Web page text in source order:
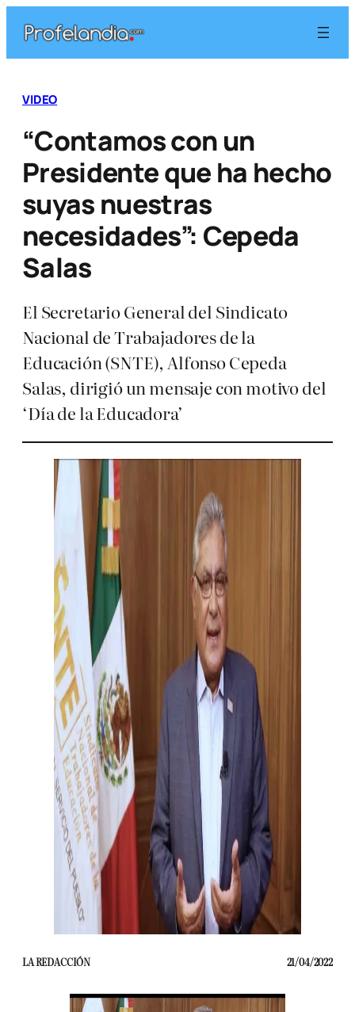
contenido
VIDEO
“Contamos con un
Presidente que ha hecho
suyas nuestras
necesidades”: Cepeda
Salas
El Secretario General del Sindicato
Nacional de Trabajadores de la
Educación (SNTE), Alfonso Cepeda
Salas, dirigió un mensaje con motivo del
‘Día de la Educadora’
LA REDACCIÓN 21/04/2022